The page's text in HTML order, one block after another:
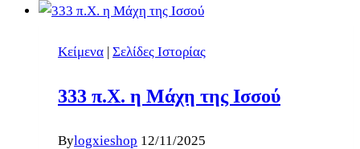
Κείμενα | Σελίδες Ιστορίας
333 π.Χ. η Μάχη της Ισσού
Bylogxieshop 12/11/2025